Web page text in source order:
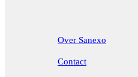
Over Sanexo
Contact